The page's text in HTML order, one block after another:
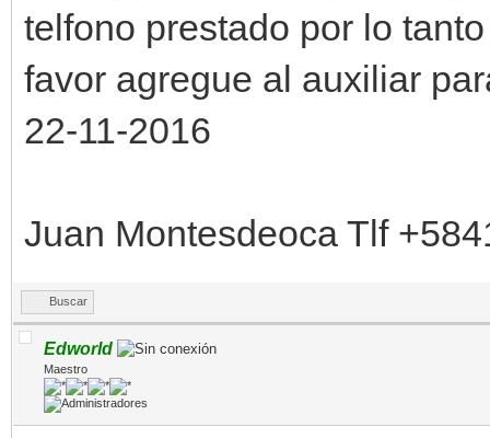
telfono prestado por lo
favor agregue al auxiliar
22-11-2016
Juan Montesdeoca Tlf
Buscar
Edworld
Maestro